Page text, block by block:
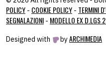
POLICY - COOKIE POLICY - TERMINI
SEGNALAZIONI - MODELLO EX D.LGS
Designed with byARCHIMEDIA